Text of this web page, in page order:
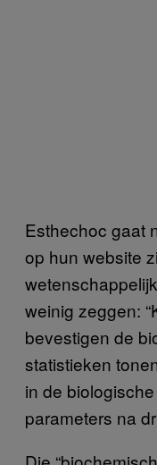
Esthechoc gaat
op hun website
weinig zeggen:
bevestigen de
statistieken
in de
parameters na